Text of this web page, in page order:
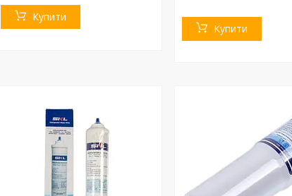
Купити
Купити